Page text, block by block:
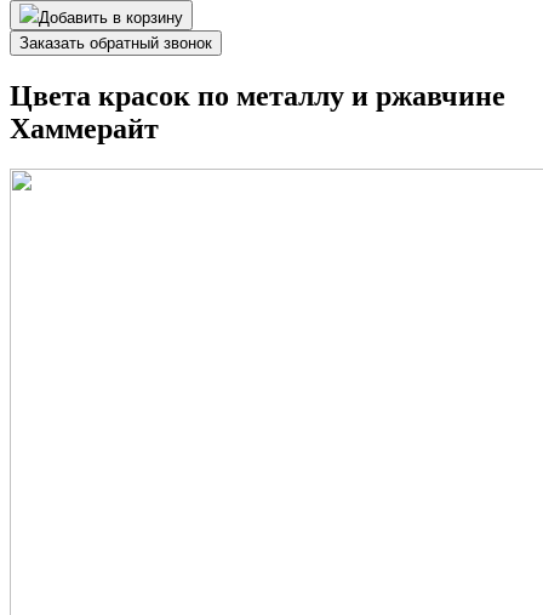
Добавить в корзину
Заказать обратный звонок
Цвета красок по металлу и ржавчине
Хаммерайт